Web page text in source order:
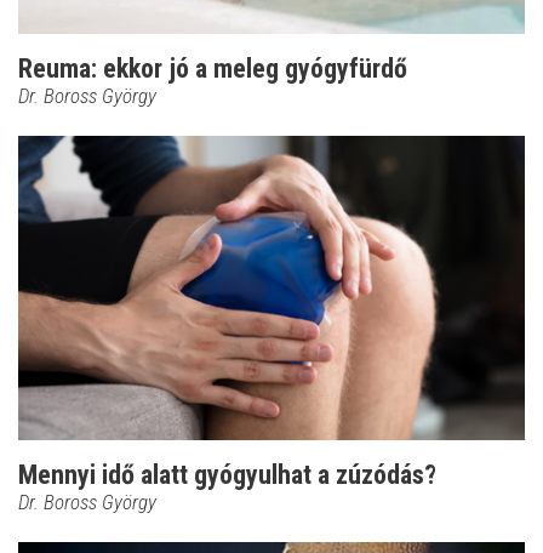
Reuma: ekkor jó a meleg gyógyfürdő
Dr. Boross György
Mennyi idő alatt gyógyulhat a zúzódás?
Dr. Boross György